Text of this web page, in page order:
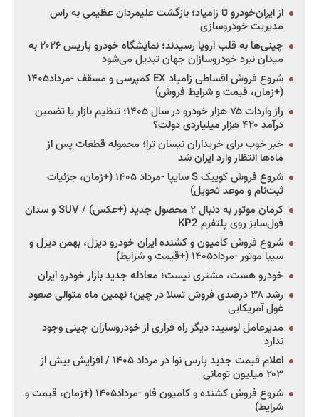
از ایران‌خودرو تا زامیاد؛ بازگشت علیمردان عظیمی به راس
مدیریت خودروسازی
چینی‌ها به قلب اروپا رسیدند؛ نمایشگاه خودرو پاریس ۲۰۲۶ به
میدان نبرد خودروسازان جهان تبدیل می‌شود
شروع فروش اقساطی زامیاد EX کمپرسی و مسقف -مرداد۱۴۰۵
(+زمان، قیمت و شرایط فروش)
راز واردات ۷۵ هزار خودرو در سال ۱۴۰۵؛ تنظیم بازار یا تضمین
درآمد ۴۲۰ هزار میلیاردی دولت؟
خبر خوب برای خریداران نیسان ترا؛ محموله قطعات پس از
ماه‌ها انتظار وارد ایران شد
شروع فروش کوییک S سایپا -مرداد ۱۴۰۵ (+زمان، جزئیات
ثبت‌نام و موعد تحویل)
کرمان موتور به دنبال ۲ محصول جدید (+عکس) / SUV و سدان
فول‌سایز روی پلتفرم KP2
شروع فروش کامیون و کشنده ایران خودرو دیزل، بهمن دیزل و
سیبا موتور -مرداد۱۴۰۵ (+قیمت و شرایط)
خودرو هست، مشتری نیست؛ معادله جدید بازار خودرو ایران
رشد ۳۸ درصدی فروش تسلا در چین؛ نهمین ماه متوالی صعود
غول آمریکایی
مدیرعامل لوسید: دیگر راه فراری از خودروسازان چینی وجود
ندارد
اعلام قیمت جدید پارس نوا در مرداد ۱۴۰۵ / افزایش بیش از
۲۰۳ میلیون تومانی
شروع فروش کشنده و کامیون فاو -مرداد۱۴۰۵ (+زمان، قیمت و
شرایط)